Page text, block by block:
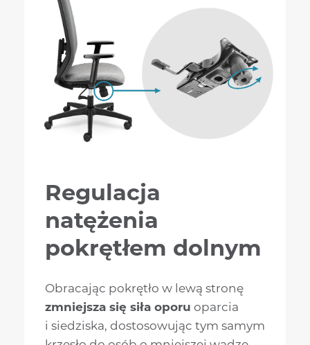
Regulacja
natężenia
pokrętłem dolnym
Obracając pokrętło w lewą stronę
zmniejsza się siła oporu oparcia
i siedziska, dostosowując tym samym